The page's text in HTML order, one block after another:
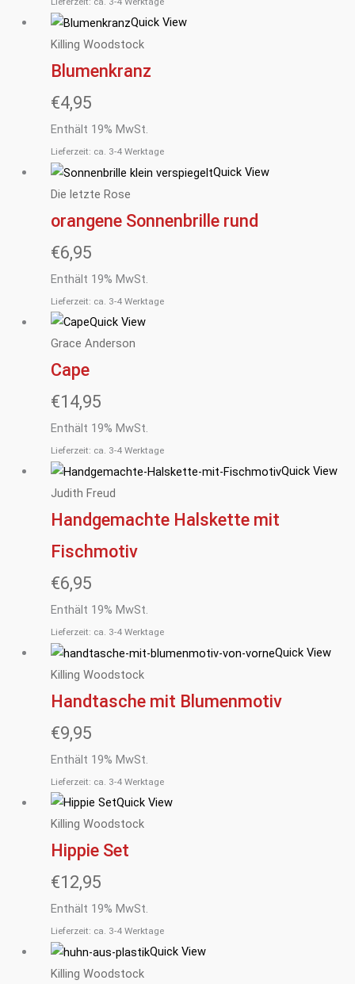
Quick View
Killing Woodstock
Blumenkranz
€4,95
Enthält 19% MwSt.
Lieferzeit: ca. 3-4 Werktage
Quick View
Die letzte Rose
orangene Sonnenbrille rund
€6,95
Enthält 19% MwSt.
Lieferzeit: ca. 3-4 Werktage
Quick View
Grace Anderson
Cape
€14,95
Enthält 19% MwSt.
Lieferzeit: ca. 3-4 Werktage
Quick View
Judith Freud
Handgemachte Halskette mit
Fischmotiv
€6,95
Enthält 19% MwSt.
Lieferzeit: ca. 3-4 Werktage
Quick View
Killing Woodstock
Handtasche mit Blumenmotiv
€9,95
Enthält 19% MwSt.
Lieferzeit: ca. 3-4 Werktage
Quick View
Killing Woodstock
Hippie Set
€12,95
Enthält 19% MwSt.
Lieferzeit: ca. 3-4 Werktage
Quick View
Killing Woodstock